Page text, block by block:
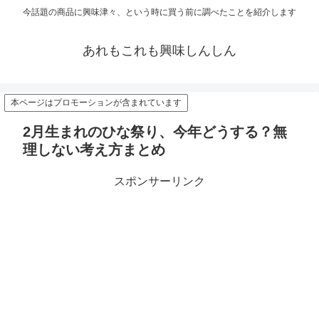
今話題の商品に興味津々、という時に買う前に調べたことを紹介します
あれもこれも興味しんしん
本ページはプロモーションが含まれています
2月生まれのひな祭り、今年どうする？無
理しない考え方まとめ
スポンサーリンク